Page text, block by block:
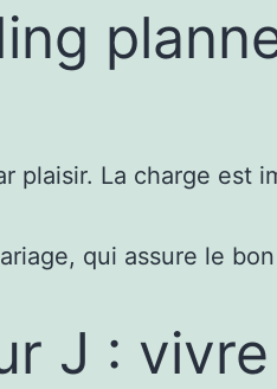
plaisir. La charge est
qui assure le
J : vivre